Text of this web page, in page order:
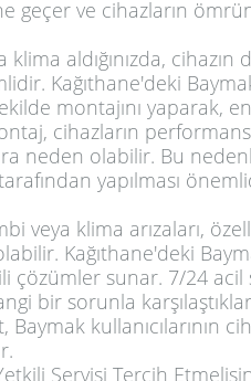
geçer ve cihazların
aldığınızda,
Kağıthane'deki
montajını yaparak,
cihazların
neden olabilir. Bu
yapılması
veya klima arızaları,
Kağıthane'deki
çözümler sunar. 7/24 acil
bir sorunla
kullanıcılarının
Servisi Tercih